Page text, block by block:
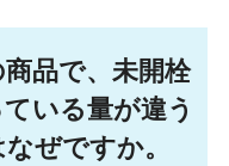
品で、未開栓
いる量が違う
ぜですか。